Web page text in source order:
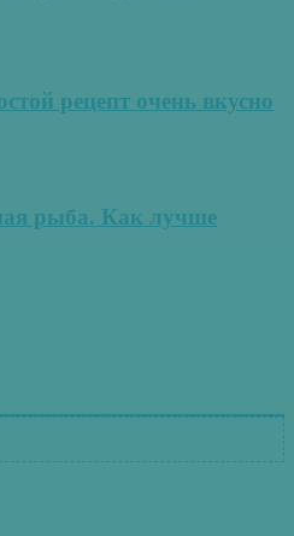
рецепт очень вкусно
рыба. Как лучше